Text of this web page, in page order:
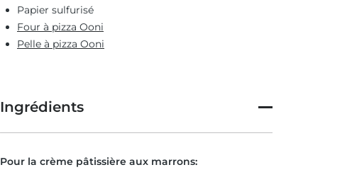
Papier sulfurisé
Four à pizza Ooni
Pelle à pizza Ooni
Ingrédients
Pour la crème pâtissière aux marrons: